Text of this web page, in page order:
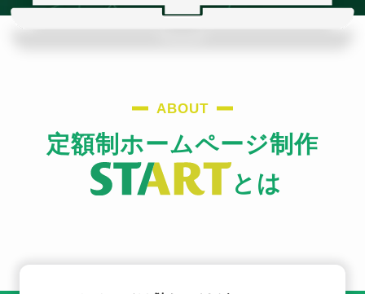
ABOUT
定額制ホームページ制作
とは